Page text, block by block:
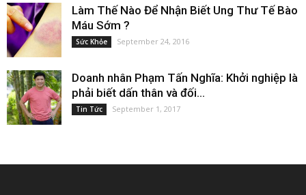
Làm Thế Nào Để Nhận Biết Ung Thư Tế Bào
Máu Sớm ?
Sức Khỏe September 24, 2016
Doanh nhân Phạm Tấn Nghĩa: Khởi nghiệp là
phải biết dấn thân và đối...
Tin Tức September 1, 2017